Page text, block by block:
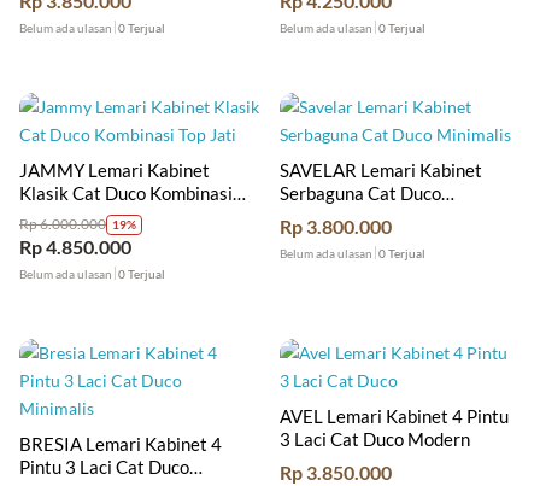
Belum ada ulasan 0 Terjual Belum ada ulasan 0 Terjual
JAMMY Lemari Kabinet
Klasik Cat Duco Kombinasi
Top Jati
Rp6.000.000 19%
Rp4.850.000
Belum ada ulasan 0 Terjual
SAVELAR Lemari Kabinet
Serbaguna Cat Duco
Minimalis
Rp 3.800.000
Belum ada ulasan 0 Terjual
BRESIA Lemari Kabinet 4
Pintu 3 Laci Cat Duco
AVEL Lemari Kabinet 4 Pintu
3 Laci Cat Duco Modern
Rp 3.850.000